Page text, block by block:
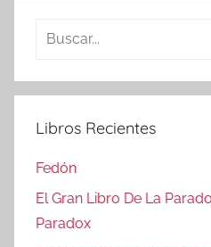
Buscar:
Libros Recientes
Fedón
El Gran Libro De La
Paradox